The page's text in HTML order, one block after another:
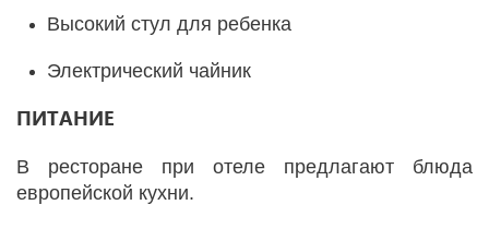
Высокий стул для ребенка
Электрический чайник
ПИТАНИЕ
В ресторане при отеле предлагают блюда
европейской кухни.